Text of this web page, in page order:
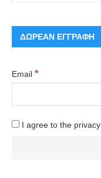
ΔΩΡΕΑΝ ΕΓΓΡΑΦΗ
Email *
I agree to the